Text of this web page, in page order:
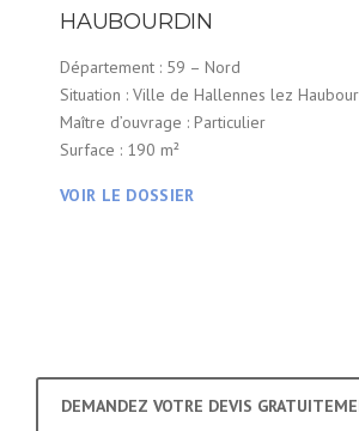
HAUBOURDIN
Département : 59 – Nord
Situation : Ville de Hallennes lez
Maître d’ouvrage : Particulier
Surface : 190 m²
VOIR LE DOSSIER
DEMANDEZ VOTRE DEVIS